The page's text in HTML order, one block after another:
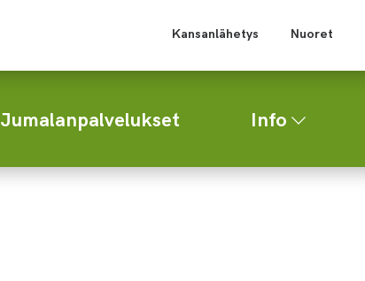
Kansanlähetys Nuoret
Jumalanpalvelukset Info